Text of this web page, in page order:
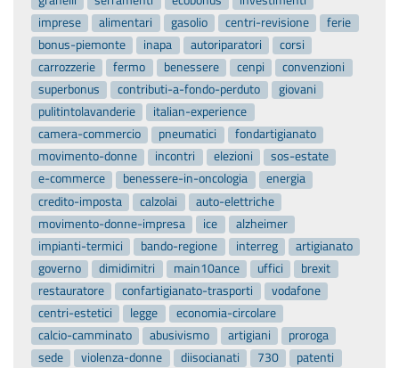
imprese
alimentari gasolio centri-revisione
ferie
bonus-piemonte
inapa autoriparatori
corsi
carrozzerie
fermo benessere cenpi
convenzioni
superbonus
contributi-a-fondo-perduto
giovani
pulitintolavanderie
italian-experience
camera-commercio
pneumatici
fondartigianato
movimento-donne
incontri elezioni
sos-estate
e-commerce
benessere-in-oncologia
energia
credito-imposta
calzolai
auto-elettriche
movimento-donne-impresa
ice
alzheimer
impianti-termici
bando-regione interreg
artigianato
governo
dimidimitri main10ance uffici
brexit
restauratore
confartigianato-trasporti
vodafone
centri-estetici
legge
economia-circolare
calcio-camminato
abusivismo artigiani
proroga
sede
violenza-donne diisocianati 730
patenti